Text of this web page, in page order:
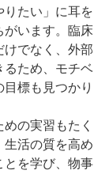
りたい」に耳を
がいます。臨床
けでなく、外部
るため、モチベ
標も見つかり
の実習もたく
生活の質を高め
とを学び、物事